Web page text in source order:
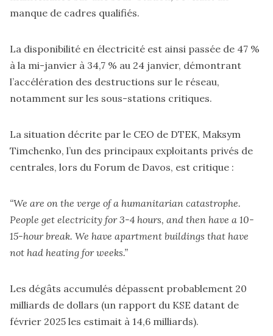
manque de cadres qualifiés.
La disponibilité en électricité est ainsi passée de 47 %
à la mi-janvier à 34,7 % au 24 janvier, démontrant
l’accélération des destructions sur le réseau,
notamment sur les sous-stations critiques.
La situation décrite par le CEO de DTEK, Maksym
Timchenko, l’un des principaux exploitants privés de
centrales, lors du Forum de Davos, est critique :
“We are on the verge of a humanitarian catastrophe.
People get electricity for 3-4 hours, and then have a 10-
15-hour break. We have apartment buildings that have
not had heating for weeks.”
Les dégâts accumulés dépassent probablement 20
milliards de dollars (un rapport du KSE datant de
février 2025 les estimait à 14,6 milliards).